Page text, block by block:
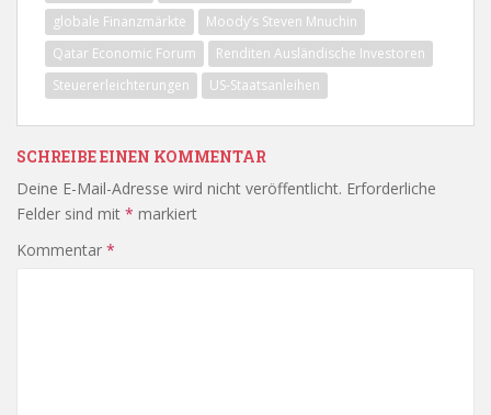
globale Finanzmärkte
Moody’s Steven Mnuchin
Qatar Economic Forum
Renditen Ausländische Investoren
Steuererleichterungen
US-Staatsanleihen
SCHREIBE EINEN KOMMENTAR
Deine E-Mail-Adresse wird nicht veröffentlicht. Erforderliche
Felder sind mit * markiert
Kommentar *